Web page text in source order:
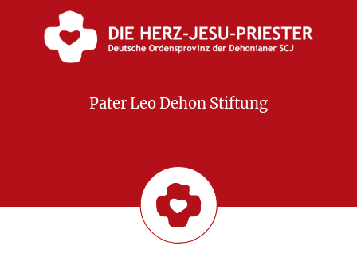
Pater Leo Dehon Stiftung